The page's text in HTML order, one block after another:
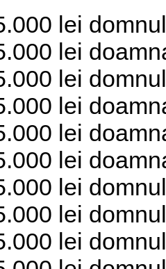
lei
lei
lei
lei
lei
lei
lei
lei
lei